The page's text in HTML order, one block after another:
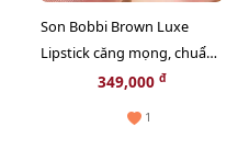
Son Bobbi Brown Luxe
Lipstick căng mọng, chuẩn
màu, #315 Neutral Rose
349,000 đ
1